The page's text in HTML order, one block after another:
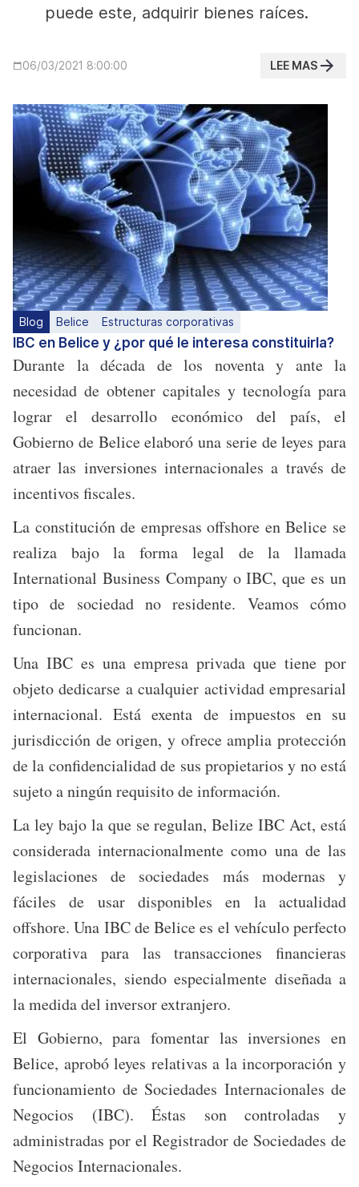
puede este, adquirir bienes raíces.
06/03/2021 8:00:00 LEE MAS
Blog Belice Estructuras corporativas
IBC en Belice y ¿por qué le interesa constituirla?
Durante la década de los noventa y ante la
necesidad de obtener capitales y tecnología para
lograr el desarrollo económico del país, el
Gobierno de Belice elaboró una serie de leyes para
atraer las inversiones internacionales a través de
incentivos fiscales.
La constitución de empresas offshore en Belice se
realiza bajo la forma legal de la llamada
International Business Company o IBC, que es un
tipo de sociedad no residente. Veamos cómo
funcionan.
Una IBC es una empresa privada que tiene por
objeto dedicarse a cualquier actividad empresarial
internacional. Está exenta de impuestos en su
jurisdicción de origen, y ofrece amplia protección
de la confidencialidad de sus propietarios y no está
sujeto a ningún requisito de información.
La ley bajo la que se regulan, Belize IBC Act, está
considerada internacionalmente como una de las
legislaciones de sociedades más modernas y
fáciles de usar disponibles en la actualidad
offshore. Una IBC de Belice es el vehículo perfecto
corporativa para las transacciones financieras
internacionales, siendo especialmente diseñada a
la medida del inversor extranjero.
El Gobierno, para fomentar las inversiones en
Belice, aprobó leyes relativas a la incorporación y
funcionamiento de Sociedades Internacionales de
Negocios (IBC). Éstas son controladas y
administradas por el Registrador de Sociedades de
Negocios Internacionales.